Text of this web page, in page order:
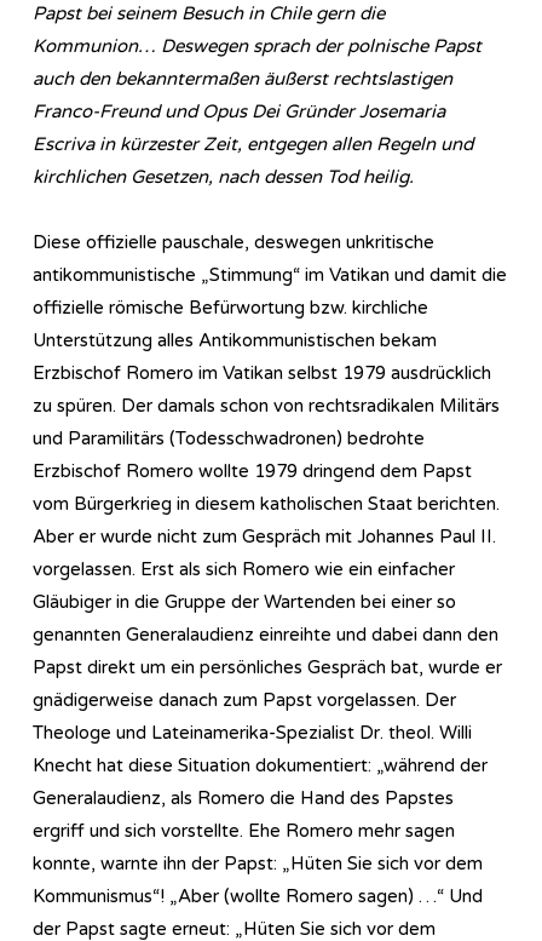
Papst bei seinem Besuch in Chile gern die
Kommunion… Deswegen sprach der polnische Papst
auch den bekanntermaßen äußerst rechtslastigen
Franco-Freund und Opus Dei Gründer Josemaria
Escriva in kürzester Zeit, entgegen allen Regeln und
kirchlichen Gesetzen, nach dessen Tod heilig.
Diese offizielle pauschale, deswegen unkritische
antikommunistische „Stimmung“ im Vatikan und damit die
offizielle römische Befürwortung bzw. kirchliche
Unterstützung alles Antikommunistischen bekam
Erzbischof Romero im Vatikan selbst 1979 ausdrücklich
zu spüren. Der damals schon von rechtsradikalen Militärs
und Paramilitärs (Todesschwadronen) bedrohte
Erzbischof Romero wollte 1979 dringend dem Papst
vom Bürgerkrieg in diesem katholischen Staat berichten.
Aber er wurde nicht zum Gespräch mit Johannes Paul II.
vorgelassen. Erst als sich Romero wie ein einfacher
Gläubiger in die Gruppe der Wartenden bei einer so
genannten Generalaudienz einreihte und dabei dann den
Papst direkt um ein persönliches Gespräch bat, wurde er
gnädigerweise danach zum Papst vorgelassen. Der
Theologe und Lateinamerika-Spezialist Dr. theol. Willi
Knecht hat diese Situation dokumentiert: „während der
Generalaudienz, als Romero die Hand des Papstes
ergriff und sich vorstellte. Ehe Romero mehr sagen
konnte, warnte ihn der Papst: „Hüten Sie sich vor dem
Kommunismus“! „Aber (wollte Romero sagen) …“ Und
der Papst sagte erneut: „Hüten Sie sich vor dem